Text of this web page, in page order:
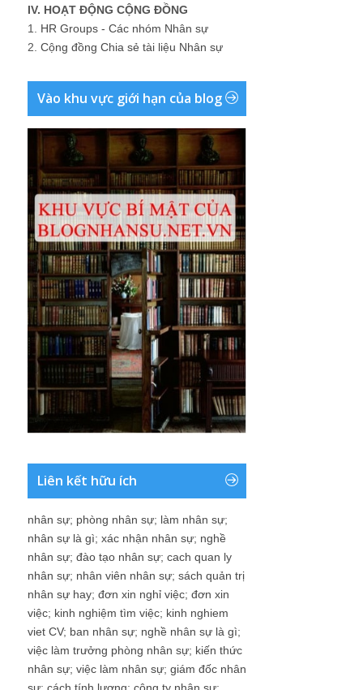
IV. HOẠT ĐỘNG CỘNG ĐỒNG
1. HR Groups - Các nhóm Nhân sự
2. Cộng đồng Chia sẻ tài liệu Nhân sự
Vào khu vực giới hạn của blog
Liên kết hữu ích
nhân sự; phòng nhân sự; làm nhân sự;
nhân sự là gì; xác nhận nhân sự; nghề
nhân sự; đào tạo nhân sự; cach quan ly
nhân sự; nhân viên nhân sự; sách quản trị
nhân sự hay; đơn xin nghỉ việc; đơn xin
việc; kinh nghiệm tìm việc; kinh nghiem
viet CV; ban nhân sự; nghề nhân sự là gì;
việc làm trưởng phòng nhân sự; kiến thức
nhân sự; việc làm nhân sự; giám đốc nhân